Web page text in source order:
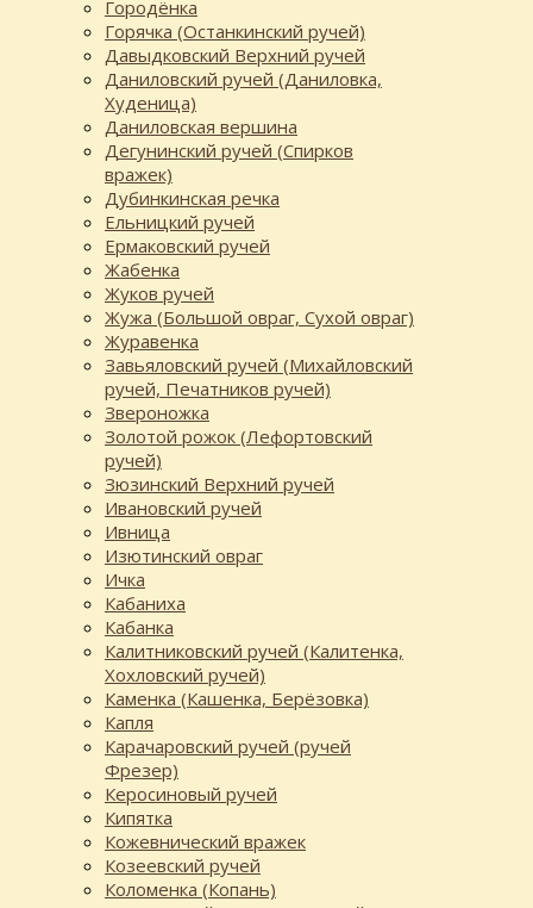
Городёнка
Горячка (Останкинский ручей)
Давыдковский Верхний ручей
Даниловский ручей (Даниловка,
Худеница)
Даниловская вершина
Дегунинский ручей (Спирков
вражек)
Дубинкинская речка
Ельницкий ручей
Ермаковский ручей
Жабенка
Жуков ручей
Жужа (Большой овраг, Сухой овраг)
Журавенка
Завьяловский ручей (Михайловский
ручей, Печатников ручей)
Звероножка
Золотой рожок (Лефортовский
ручей)
Зюзинский Верхний ручей
Ивановский ручей
Ивница
Изютинский овраг
Ичка
Кабаниха
Кабанка
Калитниковский ручей (Калитенка,
Хохловский ручей)
Каменка (Кашенка, Берёзовка)
Капля
Карачаровский ручей (ручей
Фрезер)
Керосиновый ручей
Кипятка
Кожевнический вражек
Козеевский ручей
Коломенка (Копань)